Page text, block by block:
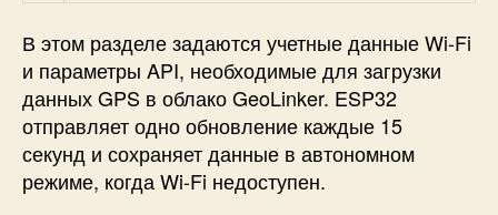
В этом разделе задаются учетные данные Wi-Fi
и параметры API, необходимые для загрузки
данных GPS в облако GeoLinker. ESP32
отправляет одно обновление каждые 15
секунд и сохраняет данные в автономном
режиме, когда Wi-Fi недоступен.